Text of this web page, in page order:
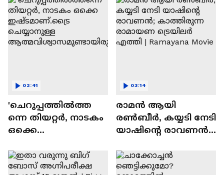
'ചെറുപ്പത്തിൽത്ത
ന്നെ തിയറ്റർ, നാടകം
ഒക്കെ
ചെയ്യാനുള്ള
ആത്മവിശ്വാസമുണ്ടാ
02:41
രാമന്‍ ആയി
രൺബീർ, കയ്യടി നേടി
യാഷിന്റെ രാവണൻ;
രാമായണ ട്രെയിലർ
എത്തി | Ramayana
03:14